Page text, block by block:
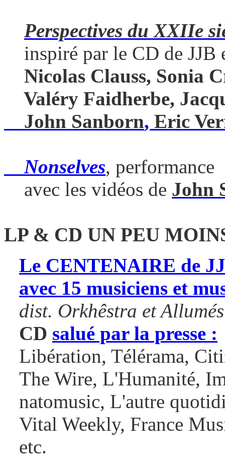
Perspectives du XXIIe
inspiré par le CD de JJB
Nicolas Clauss, Sonia
Valéry Faidherbe,
John Sanborn, Eric
Nonselves, performance
avec les vidéos de John
LP & CD UN PEU
Le CENTENAIRE de
avec 15 musiciens et
dist. Orkhêstra et
CD salué par la presse :
Libération, Télérama,
The Wire, L'Humanité,
natomusic, L'autre
Vital Weekly, France
etc.